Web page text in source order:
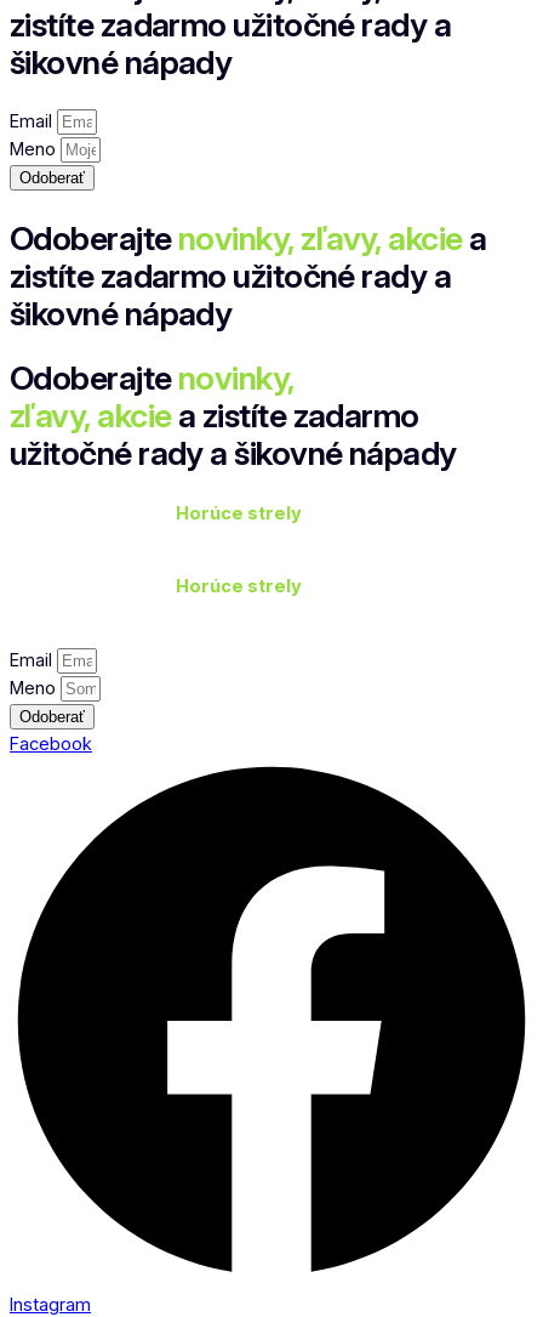
zistíte zadarmo užitočné rady a
šikovné nápady
Email
Meno
Odoberať
Odoberajtenovinky, zľavy, akciea
zistíte zadarmo užitočné rady a
šikovné nápady
Odoberajtenovinky,
zľavy, akciea zistíte zadarmo
užitočné rady a šikovné nápady
Horúce strely
Horúce strely
Email
Meno
Odoberať
Facebook
Instagram